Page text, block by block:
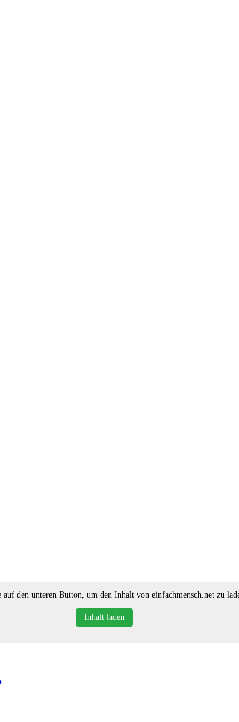
den unteren Button, um den Inhalt von einfachmensch.net zu
Inhalt laden